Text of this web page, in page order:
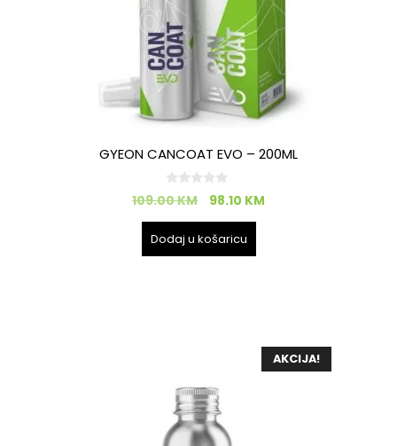
GYEON CANCOAT EVO – 200ML
0
o
109.00KM 98.10 KM
Dodaj u košaricu
AKCIJA!